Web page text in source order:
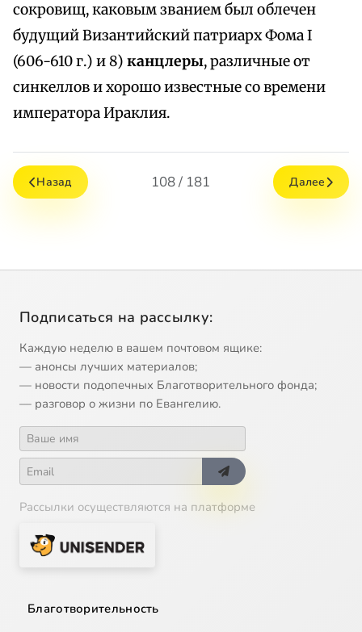
сокровищ, каковым званием был облечен
будущий Византийский патриарх Фома I
(606-610 г.) и 8) канцлеры, различные от
синкеллов и хорошо известные со времени
императора Ираклия.
Назад 108 / 181 Далее
Подписаться на рассылку:
Каждую неделю в вашем почтовом ящике:
— анонсы лучших материалов;
— новости подопечных Благотворительного фонда;
— разговор о жизни по Евангелию.
Рассылки осуществляются на платформе
Благотворительность